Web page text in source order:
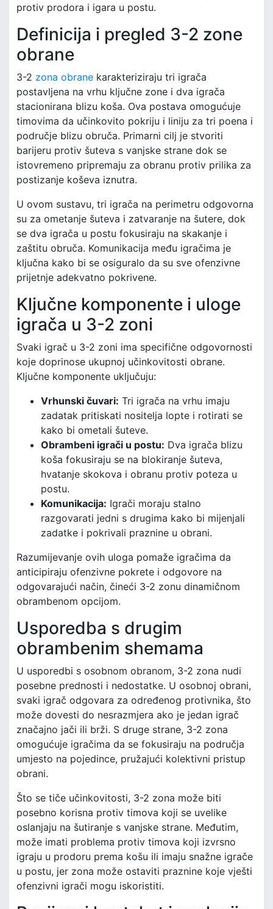
protiv prodora i igara u postu.
Definicija i pregled 3-2 zone
obrane
3-2 zona obrane karakteriziraju tri igrača
postavljena na vrhu ključne zone i dva igrača
stacionirana blizu koša. Ova postava omogućuje
timovima da učinkovito pokriju i liniju za tri poena i
područje blizu obruča. Primarni cilj je stvoriti
barijeru protiv šuteva s vanjske strane dok se
istovremeno pripremaju za obranu protiv prilika za
postizanje koševa iznutra.
U ovom sustavu, tri igrača na perimetru odgovorna
su za ometanje šuteva i zatvaranje na šutere, dok
se dva igrača u postu fokusiraju na skakanje i
zaštitu obruča. Komunikacija među igračima je
ključna kako bi se osiguralo da su sve ofenzivne
prijetnje adekvatno pokrivene.
Ključne komponente i uloge
igrača u 3-2 zoni
Svaki igrač u 3-2 zoni ima specifične odgovornosti
koje doprinose ukupnoj učinkovitosti obrane.
Ključne komponente uključuju:
Vrhunski čuvari: Tri igrača na vrhu imaju
zadatak pritiskati nositelja lopte i rotirati se
kako bi ometali šuteve.
Obrambeni igrači u postu: Dva igrača blizu
koša fokusiraju se na blokiranje šuteva,
hvatanje skokova i obranu protiv poteza u
postu.
Komunikacija: Igrači moraju stalno
razgovarati jedni s drugima kako bi mijenjali
zadatke i pokrivali praznine u obrani.
Razumijevanje ovih uloga pomaže igračima da
anticipiraju ofenzivne pokrete i odgovore na
odgovarajući način, čineći 3-2 zonu dinamičnom
obrambenom opcijom.
Usporedba s drugim
obrambenim shemama
U usporedbi s osobnom obranom, 3-2 zona nudi
posebne prednosti i nedostatke. U osobnoj obrani,
svaki igrač odgovara za određenog protivnika, što
može dovesti do nesrazmjera ako je jedan igrač
značajno jači ili brži. S druge strane, 3-2 zona
omogućuje igračima da se fokusiraju na područja
umjesto na pojedince, pružajući kolektivni pristup
obrani.
Što se tiče učinkovitosti, 3-2 zona može biti
posebno korisna protiv timova koji se uvelike
oslanjaju na šutiranje s vanjske strane. Međutim,
može imati problema protiv timova koji izvrsno
igraju u prodoru prema košu ili imaju snažne igrače
u postu, jer zona može ostaviti praznine koje vješti
ofenzivni igrači mogu iskoristiti.